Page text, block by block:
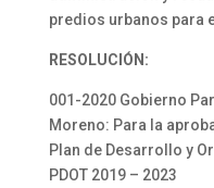
predios urbanos para
RESOLUCIÓN:
001-2020 Gobierno
Moreno: Para la
Plan de Desarrollo y
PDOT 2019 – 2023